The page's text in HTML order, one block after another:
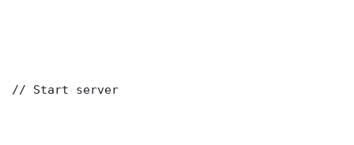
// Start server